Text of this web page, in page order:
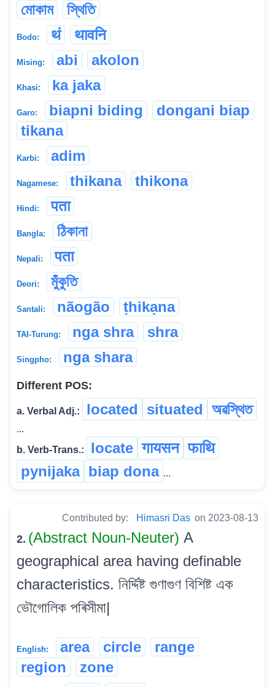
মোকাম
স্থিতি
Bodo: थं थावनि
Mising: abi akolon
Khasi: ka jaka
Garo: biapni biding
dongani biap
tikana
Karbi: adim
Nagamese: thikana thikona
Hindi: पता
Bangla: ঠিকানা
Nepali: पता
Deori: মুঁকুতি
Santali: nãogão ṭhikạna
TAI-Turung: nga shra shra
Singpho: nga shara
Different POS:
a. Verbal Adj.: located situated অৱস্থিত
...
b. Verb-Trans.:
locate गायसन फाथि
pynijaka biap dona ...
Contributed by: Himasri Das on 2023-08-13
2. (Abstract Noun-Neuter) A
geographical area having definable
characteristics. নিৰ্দ্দিষ্ট গুণাগুণ বিশিষ্ট এক
ভৌগোলিক পৰিসীমা|
English: area circle
range
region
zone